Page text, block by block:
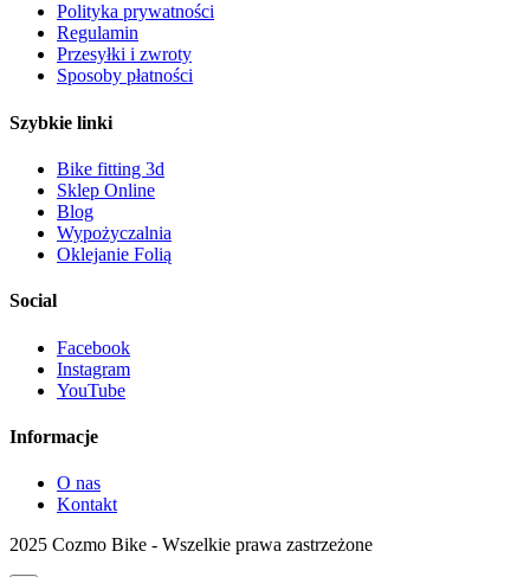
Polityka prywatności
Regulamin
Przesyłki i zwroty
Sposoby płatności
Szybkie linki
Bike fitting 3d
Sklep Online
Blog
Wypożyczalnia
Oklejanie Folią
Social
Facebook
Instagram
YouTube
Informacje
O nas
Kontakt
2025 Cozmo Bike - Wszelkie prawa zastrzeżone